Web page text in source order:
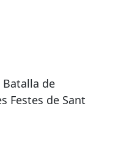
de
Festes de Sant